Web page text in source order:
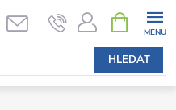
HLEDAT
NÁKUPNÍ
KOŠÍK